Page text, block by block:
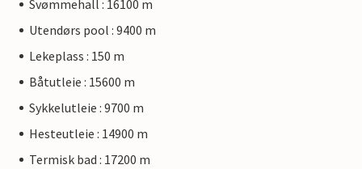
Svømmehall : 16100 m
Utendørs pool : 9400 m
Lekeplass : 150 m
Båtutleie : 15600 m
Sykkelutleie : 9700 m
Hesteutleie : 14900 m
Termisk bad : 17200 m